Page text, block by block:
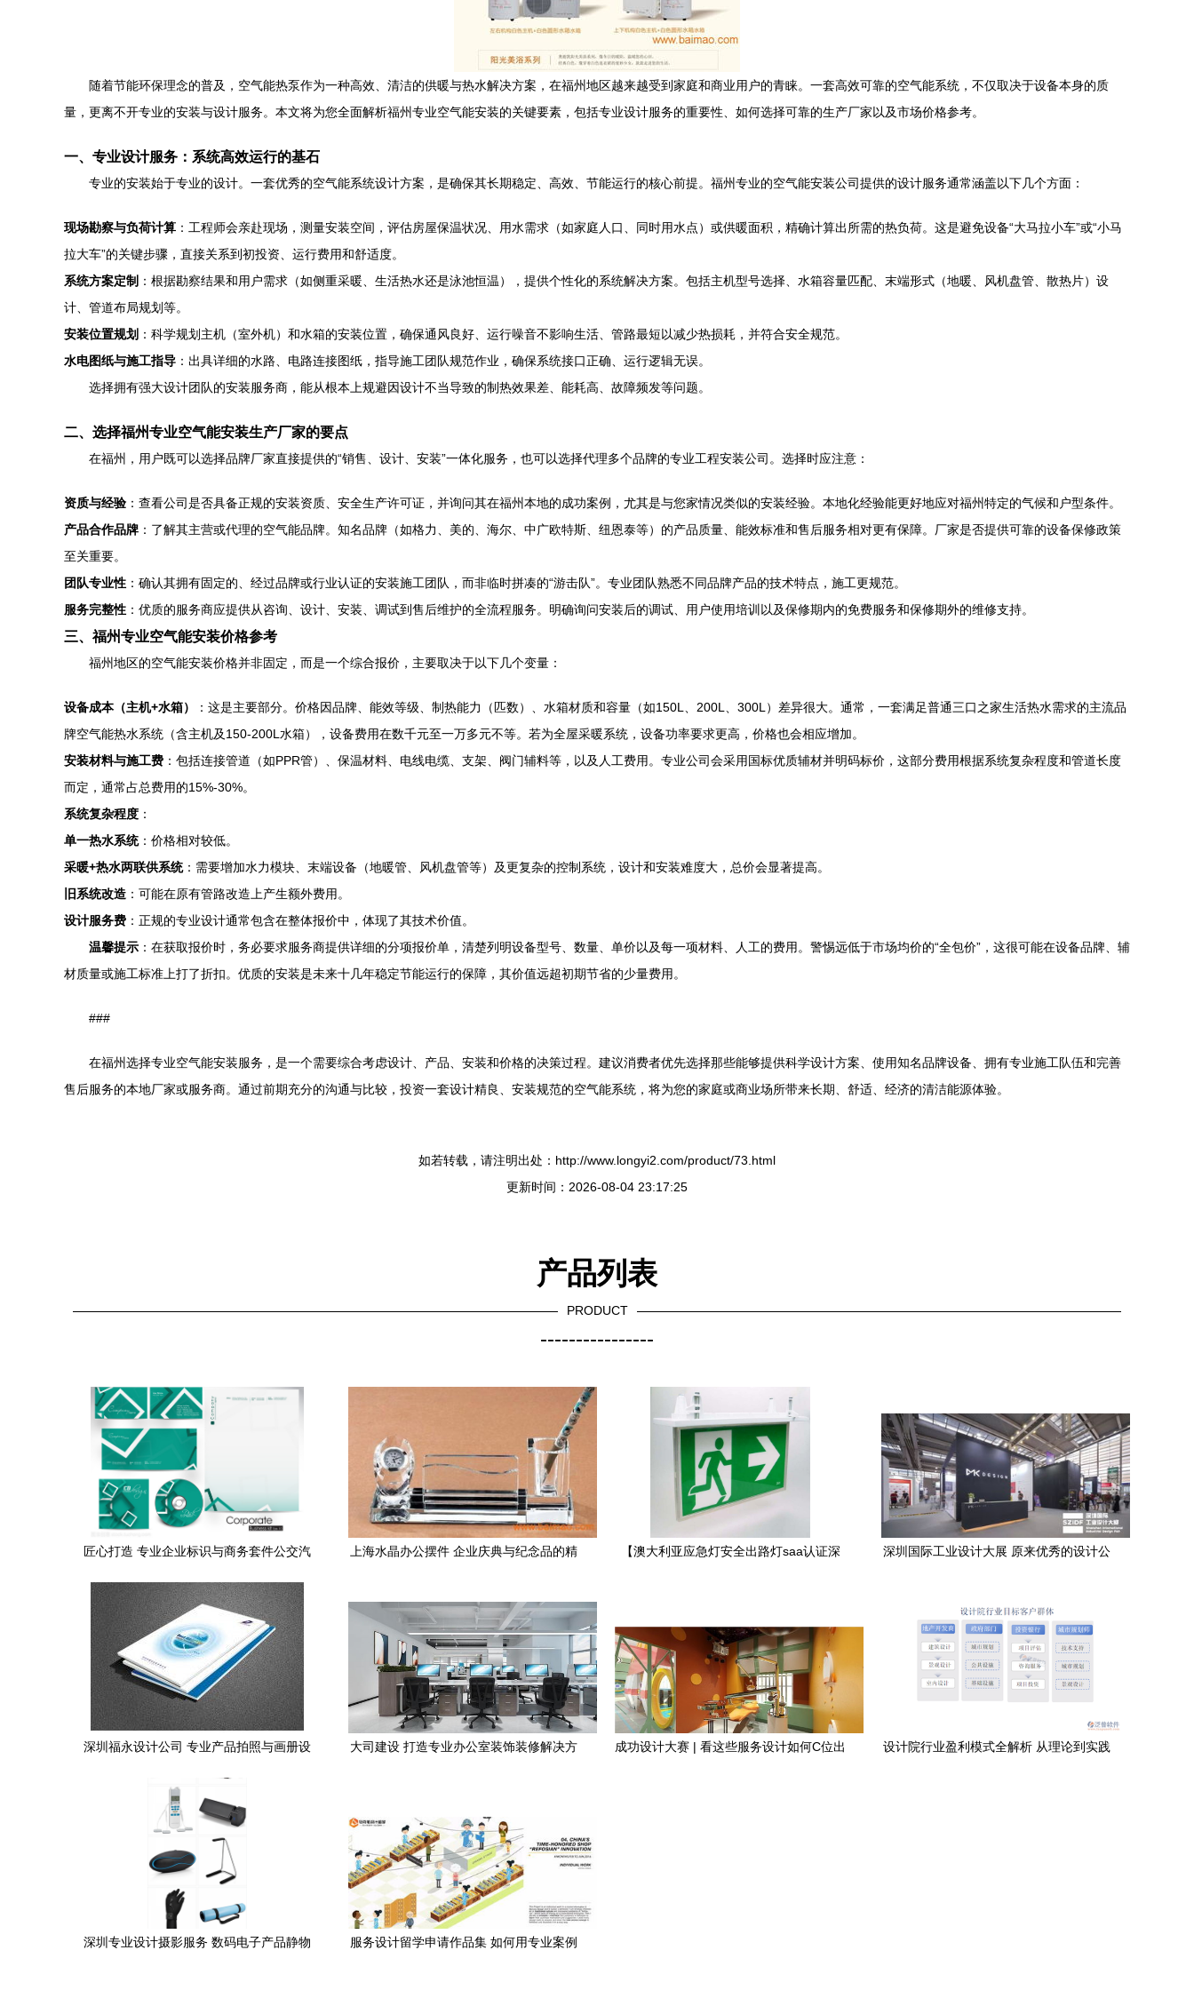
随着节能环保理念的普及，空气能热泵作为一种高效、清洁的供暖与热水解决方案，在福州地区越来越受到家庭和商业用户的青睐。一套高效可靠的空气能系统，不仅取决于设备本身的质
量，更离不开专业的安装与设计服务。本文将为您全面解析福州专业空气能安装的关键要素，包括专业设计服务的重要性、如何选择可靠的生产厂家以及市场价格参考。
一、专业设计服务：系统高效运行的基石
专业的安装始于专业的设计。一套优秀的空气能系统设计方案，是确保其长期稳定、高效、节能运行的核心前提。福州专业的空气能安装公司提供的设计服务通常涵盖以下几个方面：
现场勘察与负荷计算 ：工程师会亲赴现场，测量安装空间，评估房屋保温状况、用水需求（如家庭人口、同时用水点）或供暖面积，精确计算出所需的热负荷。这是避免设备“大马拉小车”或“小马
拉大车”的关键步骤，直接关系到初投资、运行费用和舒适度。
系统方案定制 ：根据勘察结果和用户需求（如侧重采暖、生活热水还是泳池恒温），提供个性化的系统解决方案。包括主机型号选择、水箱容量匹配、末端形式（地暖、风机盘管、散热片）设
计、管道布局规划等。
安装位置规划 ：科学规划主机（室外机）和水箱的安装位置，确保通风良好、运行噪音不影响生活、管路最短以减少热损耗，并符合安全规范。
水电图纸与施工指导 ：出具详细的水路、电路连接图纸，指导施工团队规范作业，确保系统接口正确、运行逻辑无误。
选择拥有强大设计团队的安装服务商，能从根本上规避因设计不当导致的制热效果差、能耗高、故障频发等问题。
二、选择福州专业空气能安装生产厂家的要点
在福州，用户既可以选择品牌厂家直接提供的“销售、设计、安装”一体化服务，也可以选择代理多个品牌的专业工程安装公司。选择时应注意：
资质与经验 ：查看公司是否具备正规的安装资质、安全生产许可证，并询问其在福州本地的成功案例，尤其是与您家情况类似的安装经验。本地化经验能更好地应对福州特定的气候和户型条件。
产品合作品牌 ：了解其主营或代理的空气能品牌。知名品牌（如格力、美的、海尔、中广欧特斯、纽恩泰等）的产品质量、能效标准和售后服务相对更有保障。厂家是否提供可靠的设备保修政策
至关重要。
团队专业性 ：确认其拥有固定的、经过品牌或行业认证的安装施工团队，而非临时拼凑的“游击队”。专业团队熟悉不同品牌产品的技术特点，施工更规范。
服务完整性 ：优质的服务商应提供从咨询、设计、安装、调试到售后维护的全流程服务。明确询问安装后的调试、用户使用培训以及保修期内的免费服务和保修期外的维修支持。
三、福州专业空气能安装价格参考
福州地区的空气能安装价格并非固定，而是一个综合报价，主要取决于以下几个变量：
设备成本（主机+水箱）
：这是主要部分。价格因品牌、能效等级、制热能力（匹数）、水箱材质和容量（如150L、200L、300L）差异很大。通常，一套满足普通三口之家生活热水需求的主流品
牌空气能热水系统（含主机及150-200L水箱），设备费用在数千元至一万多元不等。若为全屋采暖系统，设备功率要求更高，价格也会相应增加。
安装材料与施工费 ：包括连接管道（如PPR管）、保温材料、电线电缆、支架、阀门辅料等，以及人工费用。专业公司会采用国标优质辅材并明码标价，这部分费用根据系统复杂程度和管道长度
而定，通常占总费用的15%-30%。
系统复杂程度 ：
单一热水系统：价格相对较低。
采暖+热水两联供系统：需要增加水力模块、末端设备（地暖管、风机盘管等）及更复杂的控制系统，设计和安装难度大，总价会显著提高。
旧系统改造 ：可能在原有管路改造上产生额外费用。
设计服务费 ：正规的专业设计通常包含在整体报价中，体现了其技术价值。
温馨提示 ：在获取报价时，务必要求服务商提供详细的分项报价单，清楚列明设备型号、数量、单价以及每一项材料、人工的费用。警惕远低于市场均价的“全包价”，这很可能在设备品牌、辅
材质量或施工标准上打了折扣。优质的安装是未来十几年稳定节能运行的保障，其价值远超初期节省的少量费用。
###
在福州选择专业空气能安装服务，是一个需要综合考虑设计、产品、安装和价格的决策过程。建议消费者优先选择那些能够提供科学设计方案、使用知名品牌设备、拥有专业施工队伍和完善
售后服务的本地厂家或服务商。通过前期充分的沟通与比较，投资一套设计精良、安装规范的空气能系统，将为您的家庭或商业场所带来长期、舒适、经济的清洁能源体验。
如若转载，请注明出处：http://www.longyi2.com/product/73.html
更新时间：2026-08-04 23:17:25
产品列表
PRODUCT
----------------
匠心打造 专业企业标识与商务套件公交汽
上海水晶办公摆件 企业庆典与纪念品的精
【澳大利亚应急灯安全出路灯saa认证深
深圳国际工业设计大展 原来优秀的设计公
深圳福永设计公司 专业产品拍照与画册设
大司建设 打造专业办公室装饰装修解决方
成功设计大赛 | 看这些服务设计如何C位出
设计院行业盈利模式全解析 从理论到实践
深圳专业设计摄影服务 数码电子产品静物
服务设计留学申请作品集 如何用专业案例